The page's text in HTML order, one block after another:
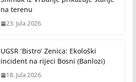
na terenu
23. Jula 2026.
UGSR ‘Bistro’ Zenica: Ekološki
incident na rijeci Bosni (Banlozi)
18. Jula 2026.